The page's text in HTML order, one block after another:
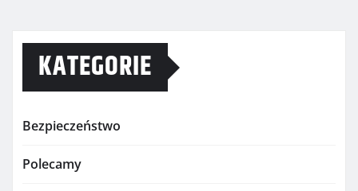
KATEGORIE
Bezpieczeństwo
Polecamy